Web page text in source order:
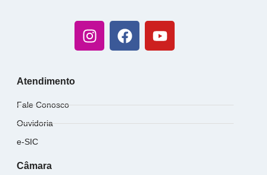
Atendimento
Fale Conosco
Ouvidoria
e-SIC
Câmara